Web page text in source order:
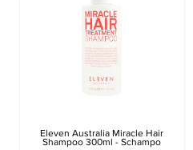
Eleven Australia Miracle Hair
Shampoo 300ml - Schampo